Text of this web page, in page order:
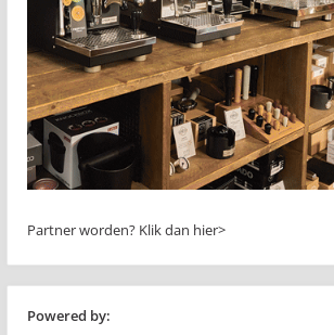
Partner worden? Klik dan hier>
Powered by: